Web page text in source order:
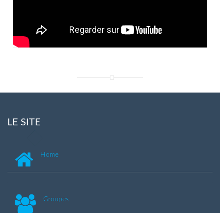
LE SITE
Home
Groupes